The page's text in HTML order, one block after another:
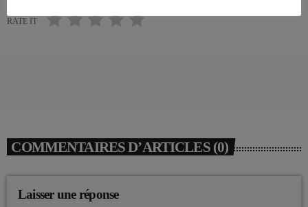
RATE IT
COMMENTAIRES D’ARTICLES (0)
Laisser une réponse